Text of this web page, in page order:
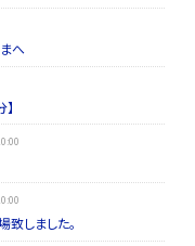
へ
しました。